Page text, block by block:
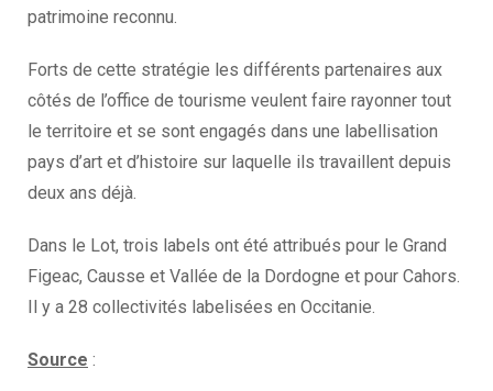
patrimoine reconnu.
Forts de cette stratégie les différents partenaires aux
côtés de l’office de tourisme veulent faire rayonner tout
le territoire et se sont engagés dans une labellisation
pays d’art et d’histoire sur laquelle ils travaillent depuis
deux ans déjà.
Dans le Lot, trois labels ont été attribués pour le Grand
Figeac, Causse et Vallée de la Dordogne et pour Cahors.
Il y a 28 collectivités labelisées en Occitanie.
Source :